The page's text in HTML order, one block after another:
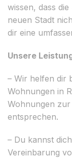
wissen, dass
neuen Stadt
dir eine
Unsere
– Wir helfen dir
Wohnungen in
Wohnungen
entsprechen.
– Du kannst
Vereinbarung